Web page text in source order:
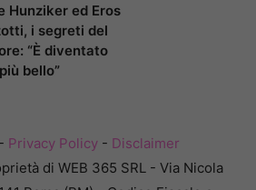
Hunziker ed Eros
i segreti del
“È diventato
bello”
- Privacy Policy- Disclaimer
di WEB 365 SRL - Via Nicola